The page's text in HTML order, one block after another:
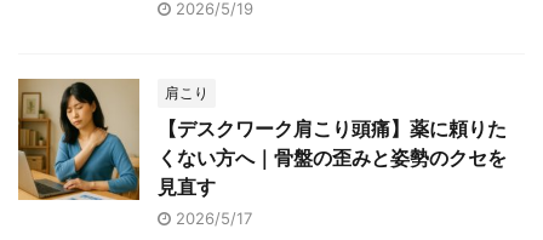
2026/5/19
肩こり
【デスクワーク肩こり頭痛】薬に頼りた
くない方へ｜骨盤の歪みと姿勢のクセを
見直す
2026/5/17